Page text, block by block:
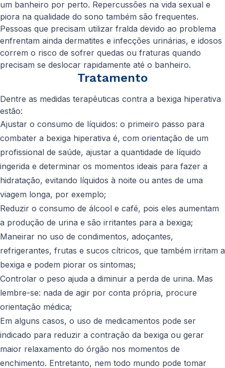
um banheiro por perto. Repercussões na vida sexual e
piora na qualidade do sono também são frequentes.
Pessoas que precisam utilizar fralda devido ao problema
enfrentam ainda dermatites e infecções urinárias, e idosos
correm o risco de sofrer quedas ou fraturas quando
precisam se deslocar rapidamente até o banheiro.
Tratamento
Dentre as medidas terapêuticas contra a bexiga hiperativa
estão:
Ajustar o consumo de líquidos: o primeiro passo para
combater a bexiga hiperativa é, com orientação de um
profissional de saúde, ajustar a quantidade de líquido
ingerida e determinar os momentos ideais para fazer a
hidratação, evitando líquidos à noite ou antes de uma
viagem longa, por exemplo;
Reduzir o consumo de álcool e café, pois eles aumentam
a produção de urina e são irritantes para a bexiga;
Maneirar no uso de condimentos, adoçantes,
refrigerantes, frutas e sucos cítricos, que também irritam a
bexiga e podem piorar os sintomas;
Controlar o peso ajuda a diminuir a perda de urina. Mas
lembre-se: nada de agir por conta própria, procure
orientação médica;
Em alguns casos, o uso de medicamentos pode ser
indicado para reduzir a contração da bexiga ou gerar
maior relaxamento do órgão nos momentos de
enchimento. Entretanto, nem todo mundo pode tomar